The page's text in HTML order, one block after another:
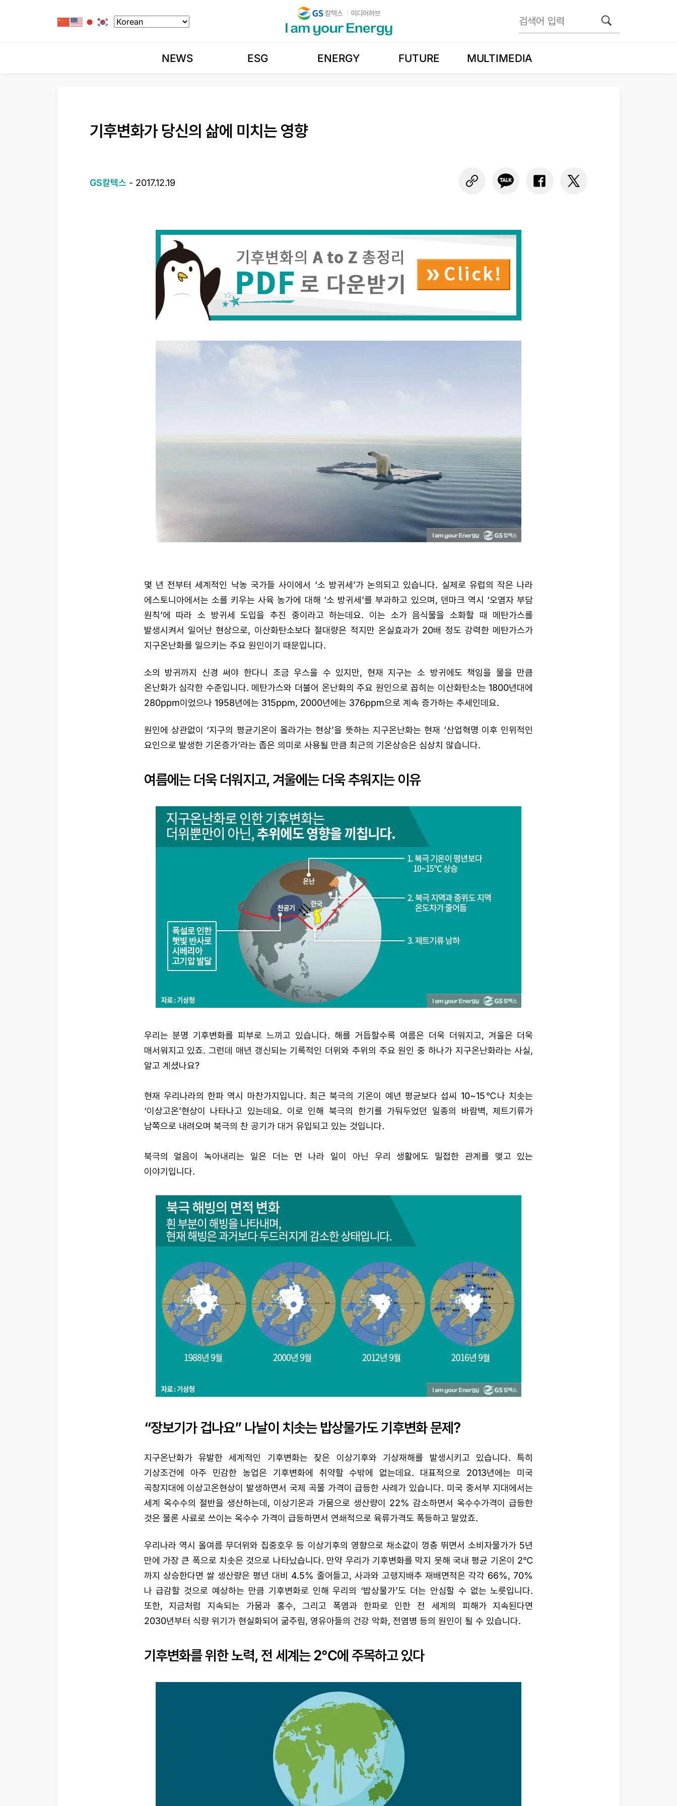
NEWS ESG ENERGY FUTURE MULTIMEDIA
기후변화가 당신의 삶에 미치는 영향
GS칼텍스 - 2017.12.19
몇 년 전부터 세계적인 낙농 국가들 사이에서 ‘소 방귀세’가 논의되고 있습니다. 실제로 유럽의 작은 나라
에스토니아에서는 소를 키우는 사육 농가에 대해 ‘소 방귀세’를 부과하고 있으며, 덴마크 역시 ‘오염자 부담
원칙’에 따라 소 방귀세 도입을 추진 중이라고 하는데요. 이는 소가 음식물을 소화할 때 메탄가스를
발생시켜서 일어난 현상으로, 이산화탄소보다 절대량은 적지만 온실효과가 20배 정도 강력한 메탄가스가
지구온난화를 일으키는 주요 원인이기 때문입니다.
소의 방귀까지 신경 써야 한다니 조금 우스울 수 있지만, 현재 지구는 소 방귀에도 책임을 물을 만큼
온난화가 심각한 수준입니다. 메탄가스와 더불어 온난화의 주요 원인으로 꼽히는 이산화탄소는 1800년대에
280ppm이었으나 1958년에는 315ppm, 2000년에는 376ppm으로 계속 증가하는 추세인데요.
원인에 상관없이 ‘지구의 평균기온이 올라가는 현상’을 뜻하는 지구온난화는 현재 ‘산업혁명 이후 인위적인
요인으로 발생한 기온증가’라는 좁은 의미로 사용될 만큼 최근의 기온상승은 심상치 않습니다.
여름에는 더욱 더워지고, 겨울에는 더욱 추워지는 이유
우리는 분명 기후변화를 피부로 느끼고 있습니다. 해를 거듭할수록 여름은 더욱 더워지고, 겨울은 더욱
매서워지고 있죠. 그런데 매년 갱신되는 기록적인 더위와 추위의 주요 원인 중 하나가 지구온난화라는 사실,
알고 계셨나요?
현재 우리나라의 한파 역시 마찬가지입니다. 최근 북극의 기온이 예년 평균보다 섭씨 10~15℃나 치솟는
‘이상고온’현상이 나타나고 있는데요. 이로 인해 북극의 한기를 가둬두었던 일종의 바람벽, 제트기류가
남쪽으로 내려오며 북극의 찬 공기가 대거 유입되고 있는 것입니다.
북극의 얼음이 녹아내리는 일은 더는 먼 나라 일이 아닌 우리 생활에도 밀접한 관계를 맺고 있는
이야기입니다.
“장보기가 겁나요” 나날이 치솟는 밥상물가도 기후변화 문제?
지구온난화가 유발한 세계적인 기후변화는 잦은 이상기후와 기상재해를 발생시키고 있습니다. 특히
기상조건에 아주 민감한 농업은 기후변화에 취약할 수밖에 없는데요. 대표적으로 2013년에는 미국
곡창지대에 이상고온현상이 발생하면서 국제 곡물 가격이 급등한 사례가 있습니다. 미국 중서부 지대에서는
세계 옥수수의 절반을 생산하는데, 이상기온과 가뭄으로 생산량이 22% 감소하면서 옥수수가격이 급등한
것은 물론 사료로 쓰이는 옥수수 가격이 급등하면서 연쇄적으로 육류가격도 폭등하고 말았죠.
우리나라 역시 올여름 무더위와 집중호우 등 이상기후의 영향으로 채소값이 껑충 뛰면서 소비자물가가 5년
만에 가장 큰 폭으로 치솟은 것으로 나타났습니다. 만약 우리가 기후변화를 막지 못해 국내 평균 기온이 2℃
까지 상승한다면 쌀 생산량은 평년 대비 4.5% 줄어들고, 사과와 고랭지배추 재배면적은 각각 66%, 70%
나 급감할 것으로 예상하는 만큼 기후변화로 인해 우리의 ‘밥상물가’도 더는 안심할 수 없는 노릇입니다.
또한, 지금처럼 지속되는 가뭄과 홍수, 그리고 폭염과 한파로 인한 전 세계의 피해가 지속된다면
2030년부터 식량 위기가 현실화되어 굶주림, 영유아들의 건강 악화, 전염병 등의 원인이 될 수 있습니다.
기후변화를 위한 노력, 전 세계는 2℃에 주목하고 있다